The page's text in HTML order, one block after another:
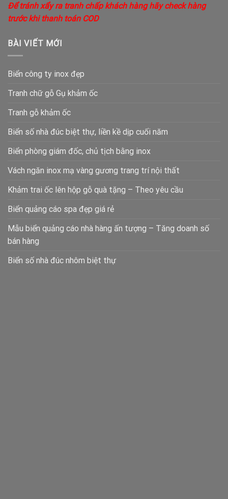
Để tránh xẩy ra tranh chấp khách hàng hãy check hàng
trước khi thanh toán COD
BÀI VIẾT MỚI
Biển công ty inox đẹp
Tranh chữ gỗ Gụ khảm ốc
Tranh gỗ khảm ốc
Biển số nhà đúc biệt thự, liền kề dịp cuối năm
Biển phòng giám đốc, chủ tịch bằng inox
Vách ngăn inox mạ vàng gương trang trí nội thất
Khảm trai ốc lên hộp gỗ quà tặng – Theo yêu cầu
Biển quảng cáo spa đẹp giá rẻ
Mẫu biển quảng cáo nhà hàng ấn tượng – Tăng doanh số
bán hàng
Biển số nhà đúc nhôm biệt thự